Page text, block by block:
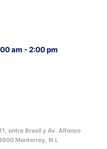
am - 2:00 pm
entre Brasil y Av. Alfonso
Monterrey, N.L